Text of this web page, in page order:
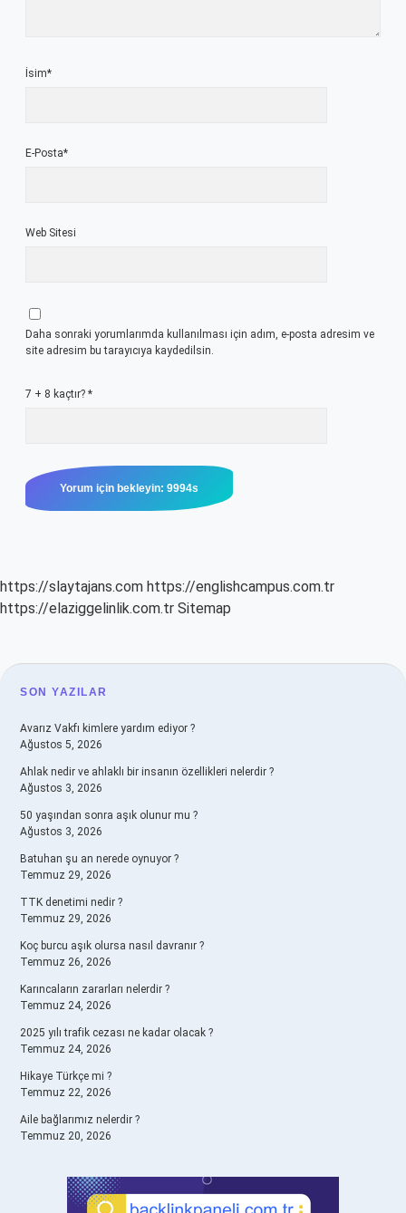
İsim*
E-Posta*
Web Sitesi
Daha sonraki yorumlarımda kullanılması için adım, e-posta adresim ve
site adresim bu tarayıcıya kaydedilsin.
7 + 8 kaçtır? *
https://slaytajans.com https://englishcampus.com.tr
https://elaziggelinlik.com.tr Sitemap
SIDEBAR
SON YAZILAR
Avarız Vakfı kimlere yardım ediyor ?
Ağustos 5, 2026
Ahlak nedir ve ahlaklı bir insanın özellikleri nelerdir ?
Ağustos 3, 2026
50 yaşından sonra aşık olunur mu ?
Ağustos 3, 2026
Batuhan şu an nerede oynuyor ?
Temmuz 29, 2026
TTK denetimi nedir ?
Temmuz 29, 2026
Koç burcu aşık olursa nasıl davranır ?
Temmuz 26, 2026
Karıncaların zararları nelerdir ?
Temmuz 24, 2026
2025 yılı trafik cezası ne kadar olacak ?
Temmuz 24, 2026
Hikaye Türkçe mi ?
Temmuz 22, 2026
Aile bağlarımız nelerdir ?
Temmuz 20, 2026